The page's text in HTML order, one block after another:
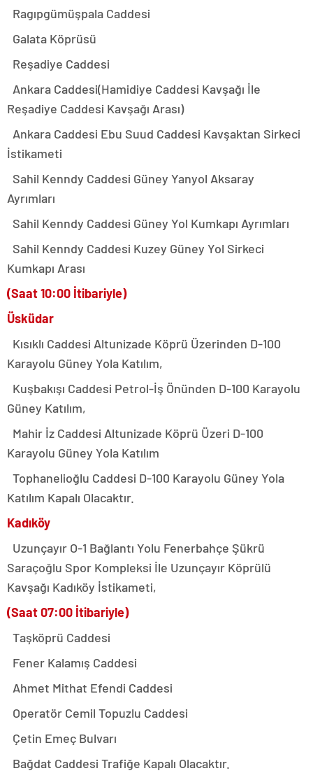
Ragıpgümüşpala Caddesi
Galata Köprüsü
Reşadiye Caddesi
Ankara Caddesi(Hamidiye Caddesi Kavşağı İle
Reşadiye Caddesi Kavşağı Arası)
Ankara Caddesi Ebu Suud Caddesi Kavşaktan Sirkeci
İstikameti
Sahil Kenndy Caddesi Güney Yanyol Aksaray
Ayrımları
Sahil Kenndy Caddesi Güney Yol Kumkapı Ayrımları
Sahil Kenndy Caddesi Kuzey Güney Yol Sirkeci
Kumkapı Arası
(Saat 10:00 İtibariyle)
Üsküdar
Kısıklı Caddesi Altunizade Köprü Üzerinden D-100
Karayolu Güney Yola Katılım,
Kuşbakışı Caddesi Petrol-İş Önünden D-100 Karayolu
Güney Katılım,
Mahir İz Caddesi Altunizade Köprü Üzeri D-100
Karayolu Güney Yola Katılım
Tophanelioğlu Caddesi D-100 Karayolu Güney Yola
Katılım Kapalı Olacaktır.
Kadıköy
Uzunçayır O-1 Bağlantı Yolu Fenerbahçe Şükrü
Saraçoğlu Spor Kompleksi İle Uzunçayır Köprülü
Kavşağı Kadıköy İstikameti,
(Saat 07:00 İtibariyle)
Taşköprü Caddesi
Fener Kalamış Caddesi
Ahmet Mithat Efendi Caddesi
Operatör Cemil Topuzlu Caddesi
Çetin Emeç Bulvarı
Bağdat Caddesi Trafiğe Kapalı Olacaktır.